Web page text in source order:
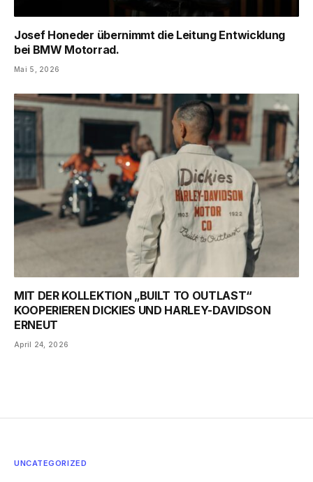
Josef Honeder übernimmt die Leitung Entwicklung
bei BMW Motorrad.
Mai 5, 2026
MIT DER KOLLEKTION „BUILT TO OUTLAST“
KOOPERIEREN DICKIES UND HARLEY-DAVIDSON
ERNEUT
April 24, 2026
UNCATEGORIZED